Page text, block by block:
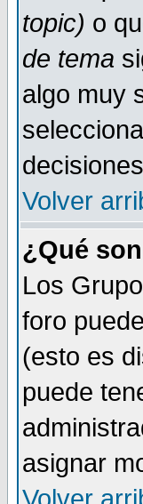
topic) o
de tema
algo muy
Volver
¿Qué
Los
foro
(esto es
puede
asignar